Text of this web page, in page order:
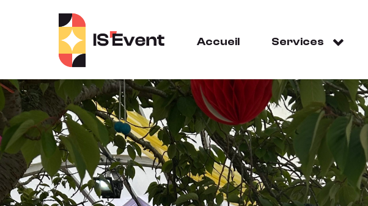
Accueil Services
Panneau de gestion des cookies